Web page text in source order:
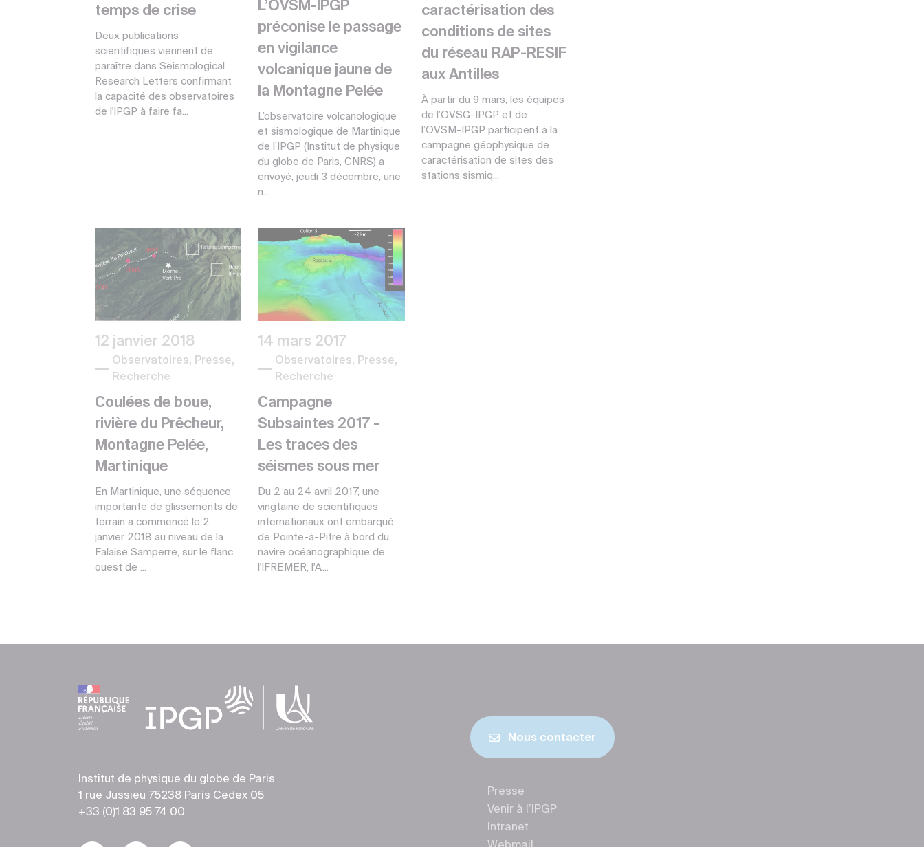
temps de crise
Deux publications
scientifiques viennent de
paraître dans Seismological
Research Letters confirmant
la capacité des observatoires
de l'IPGP à faire fa...
L’OVSM-IPGP
préconise le passage
en vigilance
volcanique jaune de
la Montagne Pelée
L’observatoire volcanologique
et sismologique de Martinique
de l’IPGP (Institut de physique
du globe de Paris, CNRS) a
envoyé, jeudi 3 décembre, une
n...
caractérisation des
conditions de sites
du réseau RAP-RESIF
aux Antilles
À partir du 9 mars, les équipes
de l’OVSG-IPGP et de
l’OVSM-IPGP participent à la
campagne géophysique de
caractérisation de sites des
stations sismiq...
12 janvier 2018
Observatoires, Presse,
Recherche
Coulées de boue,
rivière du Prêcheur,
Montagne Pelée,
Martinique
En Martinique, une séquence
importante de glissements de
terrain a commencé le 2
janvier 2018 au niveau de la
Falaise Samperre, sur le flanc
ouest de ...
14 mars 2017
Observatoires, Presse,
Recherche
Campagne
Subsaintes 2017 -
Les traces des
séismes sous mer
Du 2 au 24 avril 2017, une
vingtaine de scientifiques
internationaux ont embarqué
de Pointe-à-Pitre à bord du
navire océanographique de
l'IFREMER, l'A...
Institut de physique du globe de Paris
1 rue Jussieu 75238 Paris Cedex 05
+33 (0)1 83 95 74 00
Nous contacter
Presse
Venir à l’IPGP
Intranet